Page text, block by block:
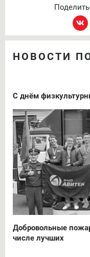
НОВОСТИ
С днём
Добровольные
числе лучших